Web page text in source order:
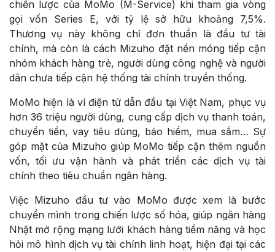
chiến lược của MoMo (M-Service) khi tham gia vòng
gọi vốn Series E, với tỷ lệ sở hữu khoảng 7,5%.
Thương vụ này không chỉ đơn thuần là đầu tư tài
chính, mà còn là cách Mizuho đặt nền móng tiếp cận
nhóm khách hàng trẻ, người dùng công nghệ và người
dân chưa tiếp cận hệ thống tài chính truyền thống.
MoMo hiện là ví điện tử dẫn đầu tại Việt Nam, phục vụ
hơn 36 triệu người dùng, cung cấp dịch vụ thanh toán,
chuyển tiền, vay tiêu dùng, bảo hiểm, mua sắm… Sự
góp mặt của Mizuho giúp MoMo tiếp cận thêm nguồn
vốn, tối ưu vận hành và phát triển các dịch vụ tài
chính theo tiêu chuẩn ngân hàng.
Việc Mizuho đầu tư vào MoMo được xem là bước
chuyển mình trong chiến lược số hóa, giúp ngân hàng
Nhật mở rộng mạng lưới khách hàng tiềm năng và học
hỏi mô hình dịch vụ tài chính linh hoạt, hiện đại tại các